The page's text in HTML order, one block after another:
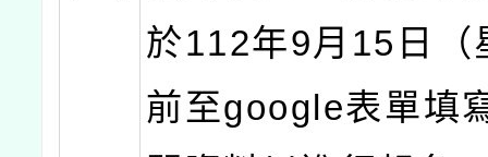
於112年9月15日（
前至google表單填